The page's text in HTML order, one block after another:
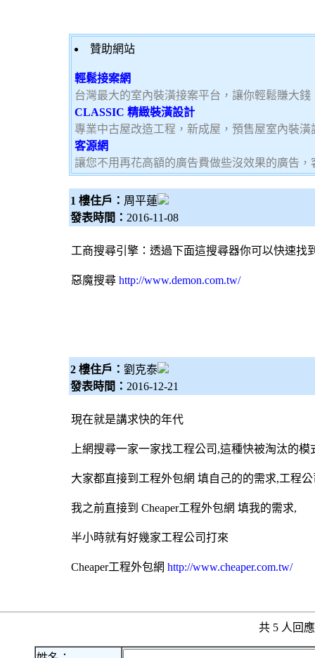
贊助網站
輕鬆接案網
台灣最大的室內裝潢接案平台，讓你輕鬆賺大
CLASSIC 精緻裝潢設計
專業中古屋改造工程，新成屋，預售屋室內裝
客源網
讓您不用再花高額的廣告費做些沒效果的廣告
1 樓住戶： 周平蓮
發表時間： 2016-11-08
工商搜尋引擎 ：透過下面這搜尋器你可以快速找
惡魔搜尋 http://www.demon.com.tw/
2 樓住戶： 劉克泰
發表時間： 2016-12-21
現在就是講求快的年代
上網搜尋一家一家找工程公司,這種快被淘汰的
大家都直接到工程外包網 填自己的的需求,工程
我之前直接到 Cheaper工程外包網 填我的需求,
半小時就有好幾家工程公司打來
Cheaper工程外包網 http://www.cheaper.com.tw/
共 5 人回